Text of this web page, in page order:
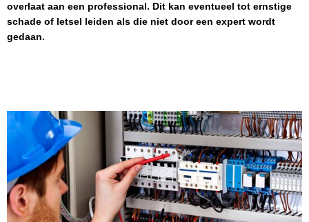
overlaat aan een professional. Dit kan eventueel tot ernstige
schade of letsel leiden als die niet door een expert wordt
gedaan.